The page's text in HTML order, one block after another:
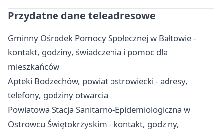
Przydatne dane teleadresowe
Gminny Ośrodek Pomocy Społecznej w Bałtowie -
kontakt, godziny, świadczenia i pomoc dla
mieszkańców
Apteki Bodzechów, powiat ostrowiecki - adresy,
telefony, godziny otwarcia
Powiatowa Stacja Sanitarno-Epidemiologiczna w
Ostrowcu Świętokrzyskim - kontakt, godziny,